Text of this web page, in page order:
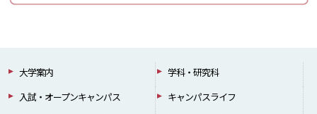
大学案内
学科・研究科
入試・オープンキャンパス
キャンパスライフ